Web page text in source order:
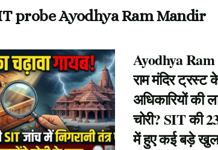
probe Ayodhya Ram Mandir
Ayodhya
राम मंदिर ट्रस्ट
अधिकारियों की
चोरी? SIT की
में हुए कई बड़े